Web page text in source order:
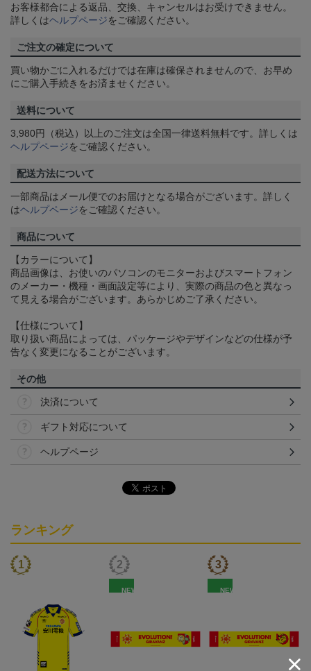
お客様都合による返品、交換、キャンセルはお受けできません。
詳しくはヘルプページをご確認ください。
ご注文の確定について
買い物かごに入れるだけでは在庫は確保されませんので、お早め
にご購入手続きをお済ませください。
送料について
3,980円（税込）以上のご注文は全国一律送料無料です。詳しくは
ヘルプページをご確認ください。
配送方法について
一部商品はメール便でのお届けとなる場合がございます。詳しく
はヘルプページをご確認ください。
商品について
【カラーについて】
商品画像は、お使いのパソコンのモニターおよびスマートフォン
のメーカー・機種・画面設定等により、実際の商品の色と異なっ
て見える場合がございます。あらかじめご了承ください。
【仕様について】
取り扱い商品によっては、パッケージやデザインなどの仕様が予
告なく変更になることがございます。
その他
決済について
ギフト対応について
ヘルプページ
ランキング
NEW NEW